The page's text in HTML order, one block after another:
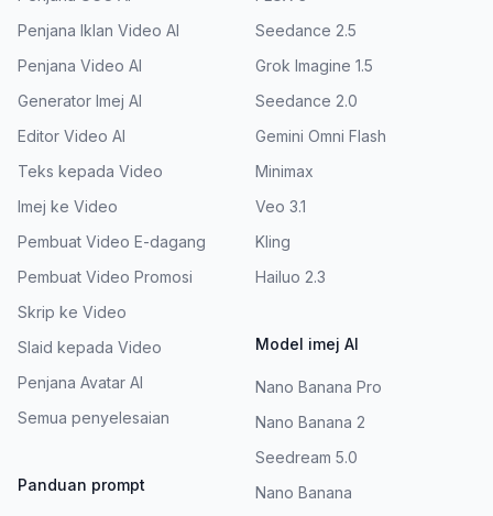
Penjana Iklan Video AI
Penjana Video AI
Generator Imej AI
Editor Video AI
Teks kepada Video
Imej ke Video
Pembuat Video E-dagang
Pembuat Video Promosi
Skrip ke Video
Slaid kepada Video
Penjana Avatar AI
Semua penyelesaian
Panduan prompt
Seedance 2.5
Grok Imagine 1.5
Seedance 2.0
Gemini Omni Flash
Minimax
Veo 3.1
Kling
Hailuo 2.3
Model imej AI
Nano Banana Pro
Nano Banana 2
Seedream 5.0
Nano Banana